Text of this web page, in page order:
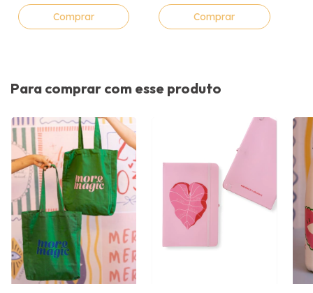
Comprar Comprar
Para comprar com esse produto